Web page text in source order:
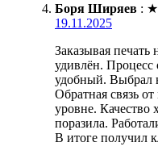
Боря Ширяев : ★
19.11.2025
Заказывая
удивлён. Процесс
удобный. Выбрал
Обратная связь
уровне. Качество
поразила.
В итоге получил